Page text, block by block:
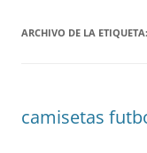
ARCHIVO DE LA ETIQUETA:
camisetas